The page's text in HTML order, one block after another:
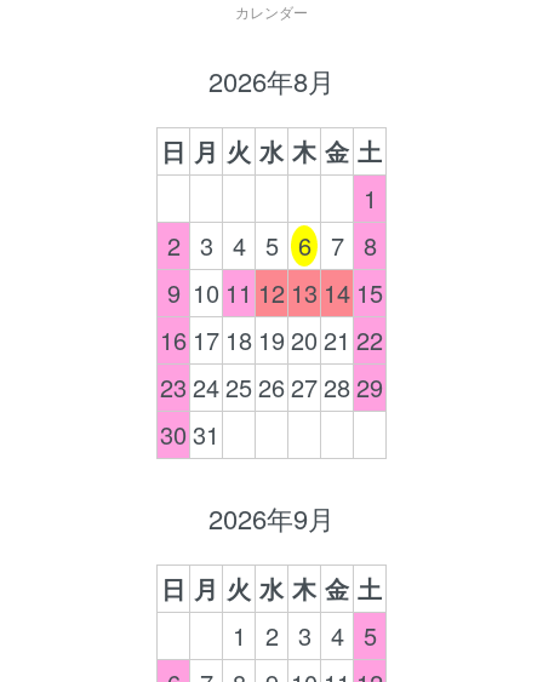
カレンダー
2026年8月
日 月 火 水 木 金 土
1
2 3 4 5 6 7 8
9 10 11 12 13 14 15
16 17 18 1920 21 22
23 242526272829
30 31
2026年9月
日 月 火 水 木 金 土
1
2 3 4 5